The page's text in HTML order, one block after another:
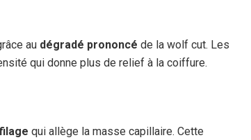
au dégradé prononcé de la wolf cut. Les
qui donne plus de relief à la coiffure.
qui allège la masse capillaire. Cette